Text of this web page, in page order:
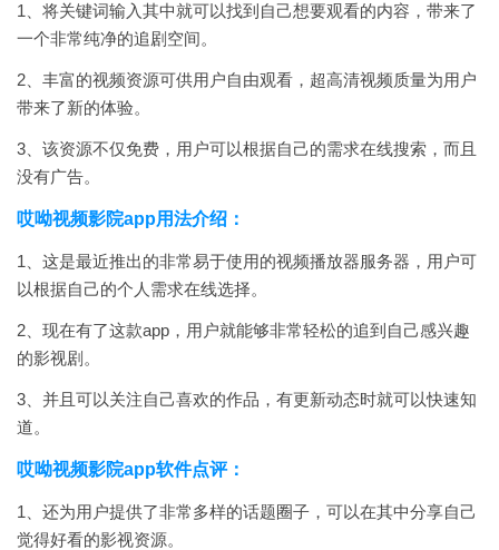
1、将关键词输入其中就可以找到自己想要观看的内容，带来了
一个非常纯净的追剧空间。
2、丰富的视频资源可供用户自由观看，超高清视频质量为用户
带来了新的体验。
3、该资源不仅免费，用户可以根据自己的需求在线搜索，而且
没有广告。
哎呦视频影院app用法介绍：
1、这是最近推出的非常易于使用的视频播放器服务器，用户可
以根据自己的个人需求在线选择。
2、现在有了这款app，用户就能够非常轻松的追到自己感兴趣
的影视剧。
3、并且可以关注自己喜欢的作品，有更新动态时就可以快速知
道。
哎呦视频影院app软件点评：
1、还为用户提供了非常多样的话题圈子，可以在其中分享自己
觉得好看的影视资源。